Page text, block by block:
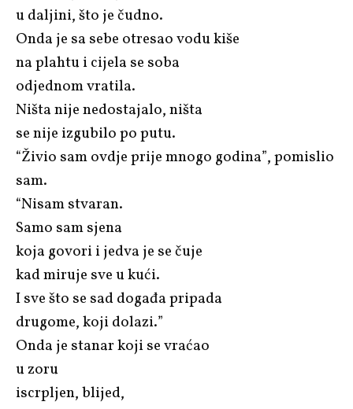
u daljini, što je čudno.
Onda je sa sebe otresao vodu kiše
na plahtu i cijela se soba
odjednom vratila.
Ništa nije nedostajalo, ništa
se nije izgubilo po putu.
“Živio sam ovdje prije mnogo godina”, pomislio
sam.
“Nisam stvaran.
Samo sam sjena
koja govori i jedva je se čuje
kad miruje sve u kući.
I sve što se sad događa pripada
drugome, koji dolazi.”
Onda je stanar koji se vraćao
u zoru
iscrpljen, blijed,